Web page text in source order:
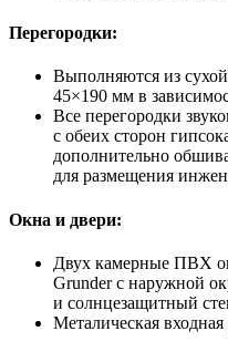
Перегородки:
Выполняются из
45×190 мм в
Все перегородки
с обеих сторон
дополнительно
для размещения
Окна и двери:
Двух камерные ПВХ
Grunder с наружной
и солнцезащитный
Металическая